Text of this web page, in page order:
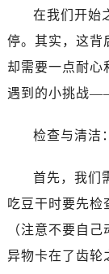
在我们开始
停。其实，这背
却需要一点耐心
遇到的小挑战
检查与清洁
首先，我们
吃豆干时要先检
（注意不要自
异物卡在了齿轮